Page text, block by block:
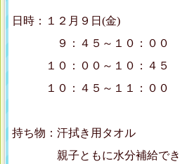
日時：１２月９日(金)
９：４５～１０：００
１０：００～１０：４５
１０：４５～１１：００
持ち物：汗拭き用タオル
親子ともに水分補給でき